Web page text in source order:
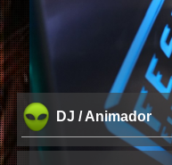
DJ / Animador